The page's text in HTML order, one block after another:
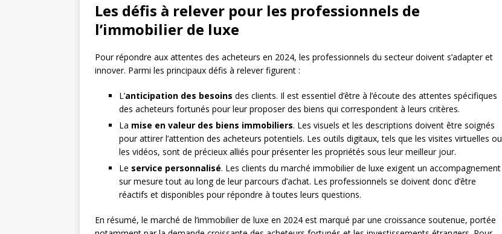
Les défis à relever pour les professionnels de
l’immobilier de luxe
Pour répondre aux attentes des acheteurs en 2024, les professionnels du secteur doivent s’adapter et
innover. Parmi les principaux défis à relever figurent :
L’anticipation des besoins des clients. Il est essentiel d’être à l’écoute des attentes spécifiques
des acheteurs fortunés pour leur proposer des biens qui correspondent à leurs critères.
La mise en valeur des biens immobiliers. Les visuels et les descriptions doivent être soignés
pour attirer l’attention des acheteurs potentiels. Les outils digitaux, tels que les visites virtuelles ou
les vidéos, sont de précieux alliés pour présenter les propriétés sous leur meilleur jour.
Le service personnalisé. Les clients du marché immobilier de luxe exigent un accompagnement
sur mesure tout au long de leur parcours d’achat. Les professionnels se doivent donc d’être
réactifs et disponibles pour répondre à toutes leurs questions.
En résumé, le marché de l’immobilier de luxe en 2024 est marqué par une croissance soutenue, portée